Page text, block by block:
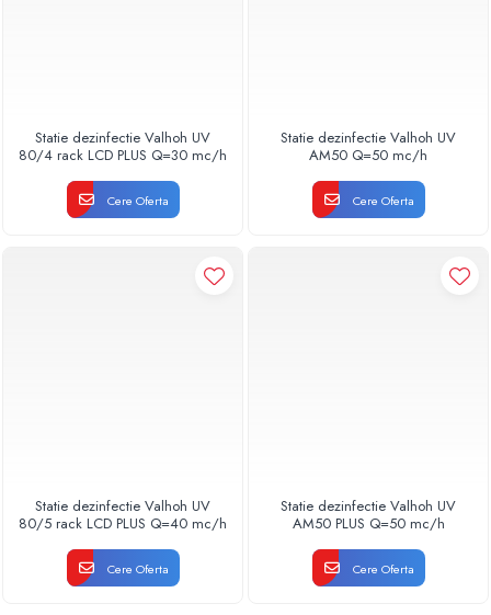
Statie dezinfectie Valhoh UV
80/4 rack LCD PLUS Q=30 mc/h
Cere Oferta
Statie dezinfectie Valhoh UV
AM50 Q=50 mc/h
Cere Oferta
Statie dezinfectie Valhoh UV
80/5 rack LCD PLUS Q=40 mc/h
Cere Oferta
Statie dezinfectie Valhoh UV
AM50 PLUS Q=50 mc/h
Cere Oferta